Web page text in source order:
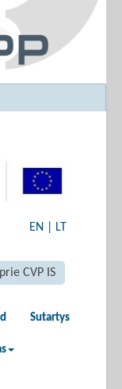
EN LT
CVP IS
Sutartys